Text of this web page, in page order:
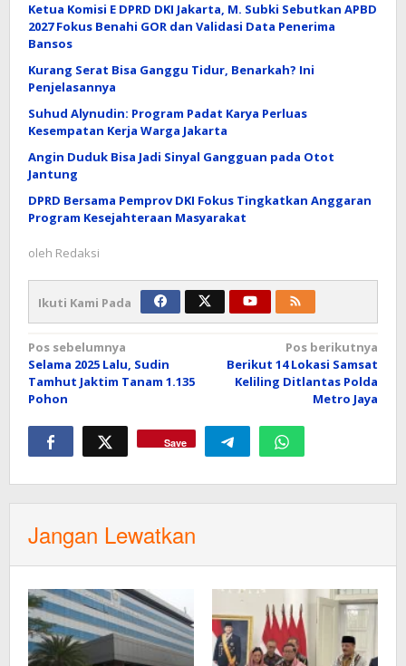
Ketua Komisi E DPRD DKI Jakarta, M. Subki Sebutkan APBD
2027 Fokus Benahi GOR dan Validasi Data Penerima
Bansos
Kurang Serat Bisa Ganggu Tidur, Benarkah? Ini
Penjelasannya
Suhud Alynudin: Program Padat Karya Perluas
Kesempatan Kerja Warga Jakarta
Angin Duduk Bisa Jadi Sinyal Gangguan pada Otot
Jantung
DPRD Bersama Pemprov DKI Fokus Tingkatkan Anggaran
Program Kesejahteraan Masyarakat
oleh Redaksi
Ikuti Kami Pada
Navigasi
pos
Pos sebelumnya
Selama 2025 Lalu, Sudin
Tamhut Jaktim Tanam 1.135
Pohon
Pos berikutnya
Berikut 14 Lokasi Samsat
Keliling Ditlantas Polda
Metro Jaya
Save
Jangan Lewatkan